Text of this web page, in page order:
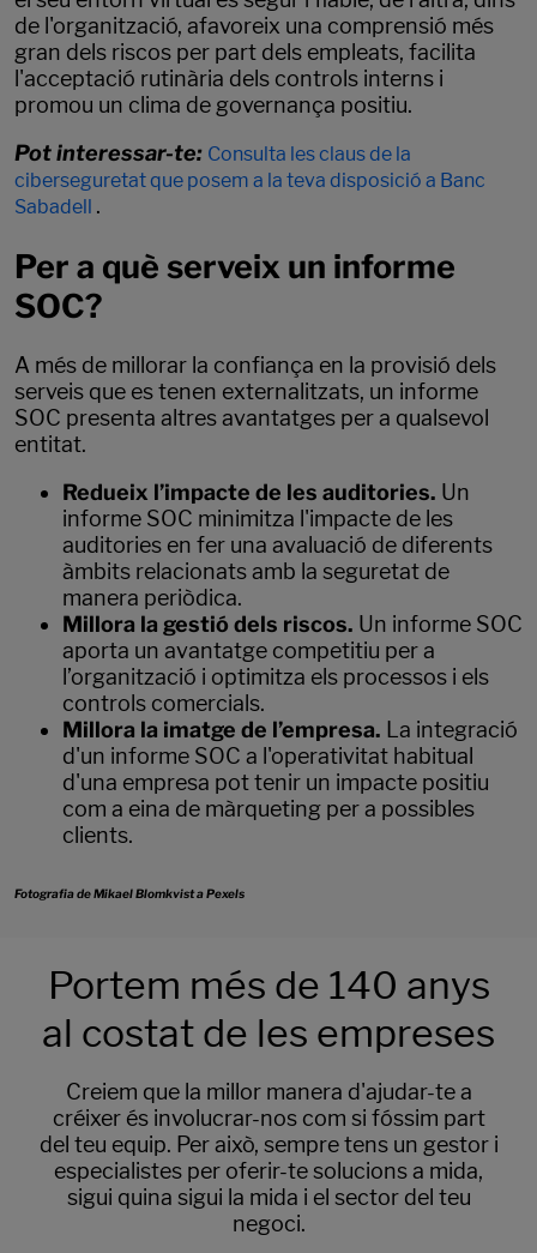
de l'organització, afavoreix una comprensió més
gran dels riscos per part dels empleats, facilita
l'acceptació rutinària dels controls interns i
promou un clima de governança positiu.
Pot interessar-te: Consulta les claus de la
ciberseguretat que posem a la teva disposició a Banc
Sabadell .
Per a què serveix un informe
SOC?
A més de millorar la confiança en la provisió dels
serveis que es tenen externalitzats, un informe
SOC presenta altres avantatges per a qualsevol
entitat.
Redueix l’impacte de les auditories. Un
informe SOC minimitza l'impacte de les
auditories en fer una avaluació de diferents
àmbits relacionats amb la seguretat de
manera periòdica.
Millora la gestió dels riscos. Un informe SOC
aporta un avantatge competitiu per a
l’organització i optimitza els processos i els
controls comercials.
Millora la imatge de l’empresa. La integració
d'un informe SOC a l'operativitat habitual
d'una empresa pot tenir un impacte positiu
com a eina de màrqueting per a possibles
clients.
Fotografia de Mikael Blomkvist a Pexels
Portem més de 140 anys
al costat de les empreses
Creiem que la millor manera d'ajudar-te a
créixer és involucrar-nos com si fóssim part
del teu equip. Per això, sempre tens un gestor i
especialistes per oferir-te solucions a mida,
sigui quina sigui la mida i el sector del teu
negoci.